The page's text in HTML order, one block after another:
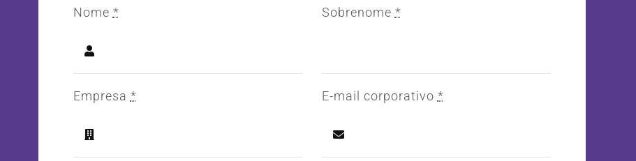
Nome * Sobrenome *
Empresa * E-mail corporativo *